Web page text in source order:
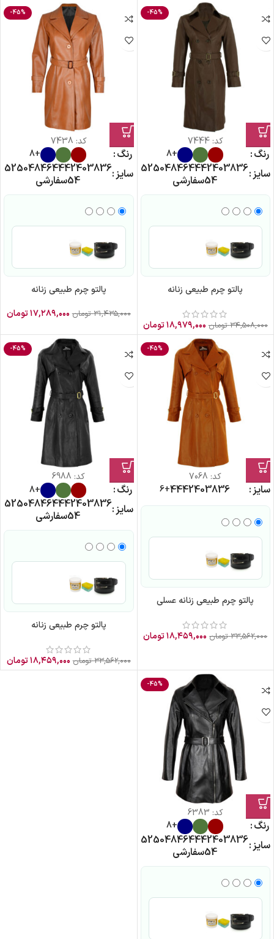
-45%
کد:7444
رنگ +8
سایز 36
38
40
42
44
46
48
50
52
54سفارشی
پالتو چرم طبیعی زنانه
۳۴,۵۰۸,۰۰۰ تومان ۱۸,۹۷۹,۰۰۰تومان
-45%
کد: 7438
رنگ +8
سایز 36
38
40
42
44
46
48
50
52
54سفارشی
پالتو چرم طبیعی زنانه
۳۱,۴۳۵,۰۰۰ تومان ۱۷,۲۸۹,۰۰۰تومان
-45%
کد: 7068
سایز 36
38
40
42
44
+6
پالتو چرم طبیعی زنانه عسلی
۳۳,۵۶۲,۰۰۰ تومان ۱۸,۴۵۹,۰۰۰تومان
-45%
کد: 6988
رنگ +8
سایز 36
38
40
42
44
46
48
50
52
54سفارشی
پالتو چرم طبیعی زنانه
۳۳,۵۶۲,۰۰۰ تومان ۱۸,۴۵۹,۰۰۰تومان
-45%
کد: 6383
رنگ +8
سایز 36
38
40
42
44
46
48
50
52
54سفارشی